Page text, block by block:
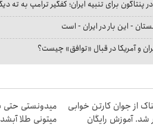
پنتاگون برای تنبیه ایران؛ کفگیر ترامپ به ته
- این بار در ایران - است
و آمریکا در قبال «توافق» چیست؟
از جوان کارتن خوابی
شد. آموزش رایگان
میتونی طلا